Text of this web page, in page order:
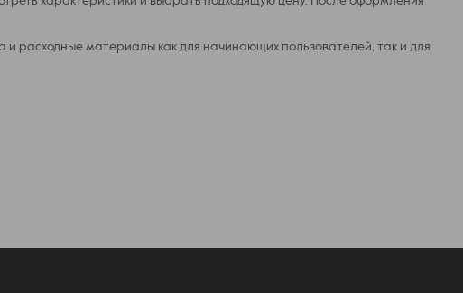
расходные материалы как для начинающих пользователей, так и для